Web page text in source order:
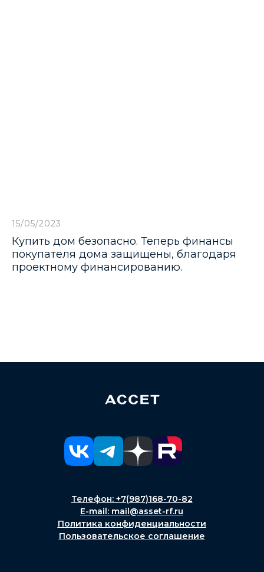
15/05/2023
Купить дом безопасно. Теперь финансы
покупателя дома защищены, благодаря
проектному финансированию.
Телефон: +7(987)168-70-82
E-mail: mail@asset-rf.ru
Политика конфиденциальности
Пользовательское соглашение